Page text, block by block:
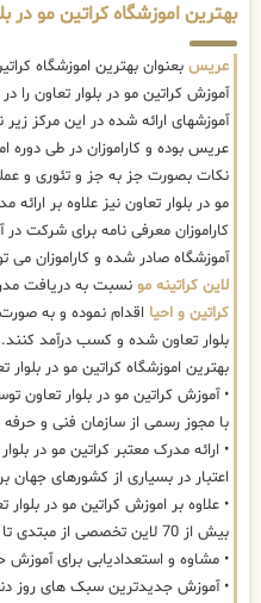
بهترین اموزشگاه کراتین مو در
عریس بعنوان بهترین اموزشگاه
آموزش کراتین مو در بلوار تعاون را
آموزشهای ارائه شده در این مرکز
عریس بوده و کاراموزان در طی دوره
نکات بصورت جز به جز و تئوری و
مو در بلوار تعاون نیز علاوه بر
کاراموزان معرفی نامه برای شرکت
آموزشگاه صادر شده و کاراموزان می
لاین کراتینه مو نسبت به دریافت
کراتین و احیا اقدام نموده و به صورت
بلوار تعاون شده و کسب درآمد
بهترین اموزشگاه کراتین مو در
• آموزش کراتین مو در بلوار تعاون
با مجوز رسمی از سازمان فنی و
• ارائه مدرک معتبر کراتین مو در
اعتبار در بسیاری از کشورهای جهان
• علاوه بر اموزش کراتین مو در
بیش از 70 لاین تخصصی از مبتدی تا فوق پیشرفته در این مرکز برگزار میشود
• مشاوه و استعدادیابی برای آموزش
• آموزش جدیدترین سبک های روز